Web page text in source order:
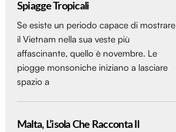
Spiagge Tropicali
Se esiste un periodo capace di mostrare
il Vietnam nella sua veste più
affascinante, quello è novembre. Le
piogge monsoniche iniziano a lasciare
spazio a
Malta, L’isola Che Racconta Il